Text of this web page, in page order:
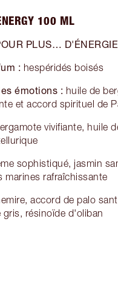
100 ML
PLUS…
: hespéridés boisés
émotions : huile de
et accord spirituel de
vivifiante, huile
sophistiqué, jasmin
marines rafraîchissante
accord de palo
résinoïde d'oliban